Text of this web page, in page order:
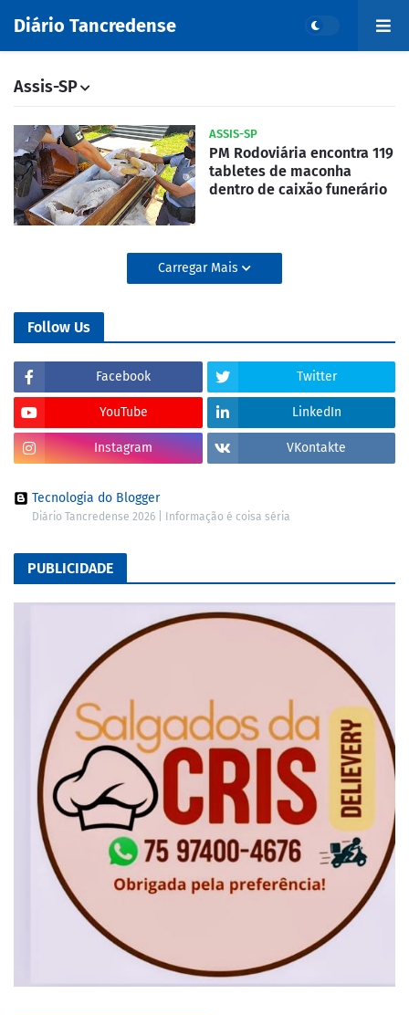
Diário Tancredense
Assis-SP
ASSIS-SP
PM Rodoviária encontra 119
tabletes de maconha
dentro de caixão funerário
Carregar Mais
Follow Us
Facebook Twitter
YouTube LinkedIn
Instagram VKontakte
Tecnologia do Blogger
Diário Tancredense 2026 | Informação é coisa séria
PUBLICIDADE